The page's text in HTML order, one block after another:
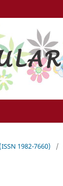
1982-7660) /